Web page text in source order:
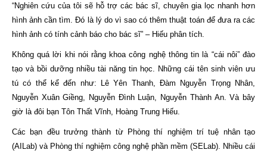
“Nghiên cứu của tôi sẽ hỗ trợ các bác sĩ, chuyên gia lọc nhanh hơn
hình ảnh cần tìm. Đó là lý do vì sao có thêm thuật toán để đưa ra các
hình ảnh có tính cảnh báo cho bác sĩ” – Hiếu phân tích.
Không quá lời khi nói rằng khoa công nghệ thông tin là “cái nôi” đào
tạo và bồi dưỡng nhiều tài năng tin học. Những cái tên sinh viên ưu
tú có thể kể đến như: Lê Yên Thanh, Đàm Nguyễn Trọng Nhân,
Nguyễn Xuân Giềng, Nguyễn Đình Luận, Nguyễn Thành An. Và bây
giờ là đôi bạn Tôn Thất Vĩnh, Hoàng Trung Hiếu.
Các bạn đều trưởng thành từ Phòng thí nghiệm trí tuệ nhân tạo
(AILab) và Phòng thí nghiệm công nghệ phần mềm (SELab). Nhiều cái